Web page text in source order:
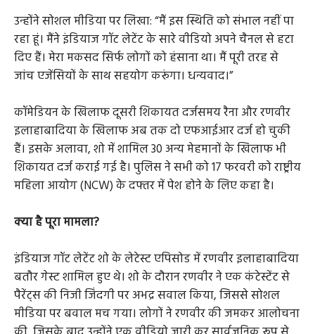
उन्होंने सोशल मीडिया पर लिखा: “मैं इस स्थिति को संभाल नहीं पा
रहा हूं। मैंने इंडियाज गॉट लेटेंट के सारे वीडियो अपने चैनल से हटा
दिए हैं। मेरा मकसद सिर्फ लोगों को हंसाना था। मैं पूरी तरह से
जांच एजेंसियों के साथ सहयोग करूंगा। धन्यवाद।”
कॉमेडियन के खिलाफ दूसरी शिकायत दर्जसमय रैना और रणवीर
इलाहाबादिया के खिलाफ अब तक दो एफआईआर दर्ज हो चुकी
हैं। इसके अलावा, शो में शामिल 30 अन्य मेहमानों के खिलाफ भी
शिकायत दर्ज कराई गई है। पुलिस ने सभी को 17 फरवरी को राष्ट्रीय
महिला आयोग (NCW) के दफ्तर में पेश होने के लिए कहा है।
क्या है पूरा मामला?
इंडियाज गॉट लेटेंट शो के लेटेस्ट एपिसोड में रणवीर इलाहाबादिया
बतौर गेस्ट शामिल हुए थे। शो के दौरान रणवीर ने एक कंटेस्टेंट से
पैरेंट्स की निजी जिंदगी पर अभद्र सवाल किया, जिससे सोशल
मीडिया पर बवाल मच गया। लोगों ने रणवीर की जमकर आलोचना